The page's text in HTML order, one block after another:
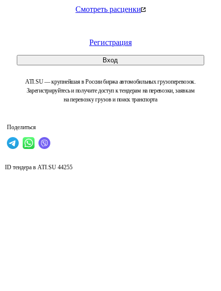
Смотреть расценки
Регистрация
Вход
ATI.SU — крупнейшая в России биржа автомобильных грузоперевозок.
Зарегистрируйтесь и получите доступ к тендерам на перевозки, заявкам
на перевозку грузов и поиск транспорта
Поделиться
ID тендера в ATI.SU 44255